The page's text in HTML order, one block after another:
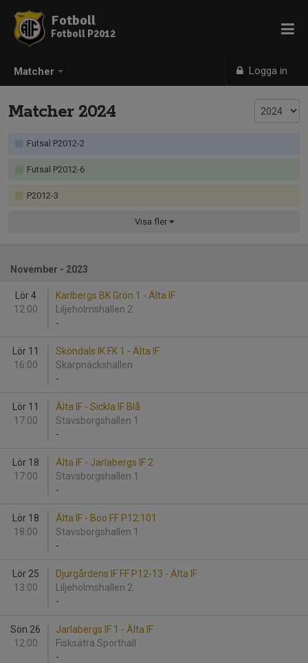
Matcher Logga in
Fotboll
Fotboll P2012
Matcher 2024
Futsal P2012-2
Futsal P2012-6
P2012-3
Visa fler
November - 2023
Lör 4
12:00
Karlbergs BK Grön 1 - Älta IF
Liljeholmshallen 2
-
Lör 11
16:00
Sköndals IK FK 1 - Älta IF
Skarpnäckshallen
-
Lör 11
17:00
Älta IF - Sickla IF Blå
Stavsborgshallen 1
-
Lör 18
17:00
Älta IF - Jarlabergs IF 2
Stavsborgshallen 1
-
Lör 18
18:00
Älta IF - Boo FF P12:101
Stavsborgshallen 1
-
Lör 25
13:00
Djurgårdens IF FF P12-13 - Älta IF
Liljeholmshallen 2
-
Sön 26
12:00
Jarlabergs IF 1 - Älta IF
Fisksätra Sporthall
-